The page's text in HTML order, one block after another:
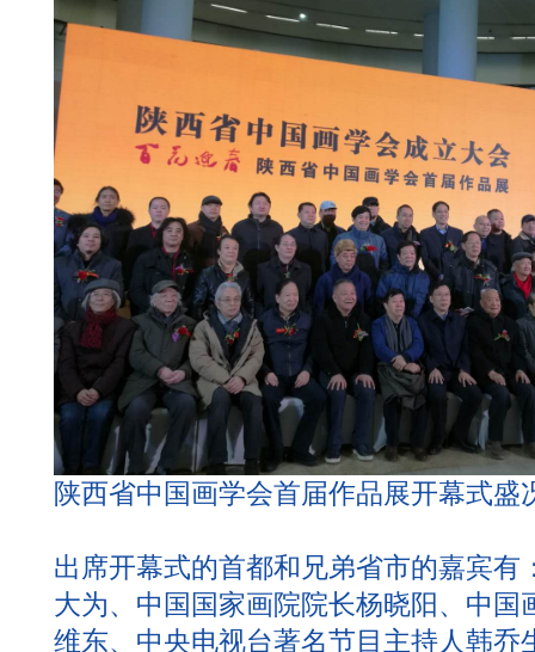
陕西省中国画学会首届作品展开幕式盛
出席开幕式的首都和兄弟省市的嘉宾有
大为、中国国家画院院长杨晓阳、中国
维东、中央电视台著名节目主持人韩乔